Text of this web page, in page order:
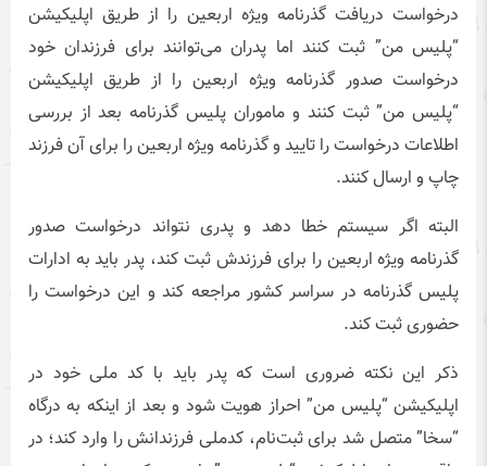
درخواست دریافت گذرنامه ویژه اربعین را از طریق اپلیکیشن
“پلیس من” ثبت کنند اما پدران می‌توانند برای فرزندان خود
درخواست صدور گذرنامه ویژه اربعین را از طریق اپلیکیشن
“پلیس من” ثبت کنند و ماموران پلیس گذرنامه بعد از بررسی
اطلاعات درخواست را تایید و گذرنامه ویژه اربعین را برای آن فرزند
چاپ و ارسال کنند.
البته اگر سیستم خطا دهد و پدری نتواند درخواست صدور
گذرنامه ویژه اربعین را برای فرزندش ثبت کند، پدر باید به ادارات
پلیس گذرنامه در سراسر کشور مراجعه کند و این درخواست را
حضوری ثبت کند.
ذکر این نکته ضروری است که پدر باید با کد ملی خود در
اپلیکیشن “پلیس من” احراز هویت شود و بعد از اینکه به درگاه
“سخا” متصل شد برای ثبت‌نام، کدملی فرزندانش را وارد کند؛ در